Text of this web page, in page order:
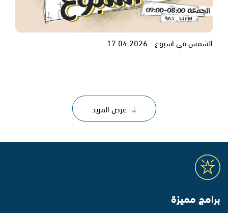
الشمس في اسبوع - 17.04.2026
عرض المزيد
برامج مميزة